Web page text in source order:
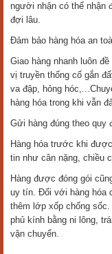
người nhận có thể nhận
đợi lâu.
Đảm bảo hàng hóa an
Giao hàng nhanh luôn
vị truyền thống cố gắn
va đập, hỏng
hàng hóa trong khi vẫn
Gửi hàng đúng theo quy
Hàng hóa trước khi
tin như cân nặng, chiều
Hàng được đóng gói
uy tín. Đối với hàng hóa
thêm lớp xốp chống
phủ kính bằng ni lông,
vận chuyển.